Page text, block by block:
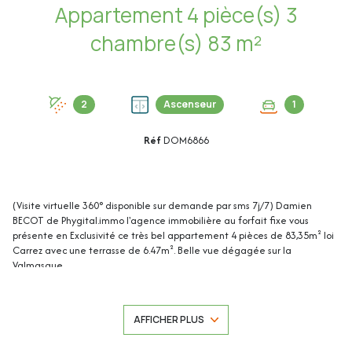
Appartement 4 pièce(s) 3
chambre(s) 83 m²
2 Ascenseur 1
RéfDOM6866
(Visite virtuelle 360° disponible sur demande par sms 7j/7) Damien
BECOT de Phygital.immo l'agence immobilière au forfait fixe vous
présente en Exclusivité ce très bel appartement 4 pièces de 83,35m² loi
Carrez avec une terrasse de 6.47m². Belle vue dégagée sur la
Valmasque.
court de tennis et terrain de volley, il se trouve dans le quartier
recherché de Mougins-le-Haut, avec petits commerces de proximité
AFFICHER PLUS